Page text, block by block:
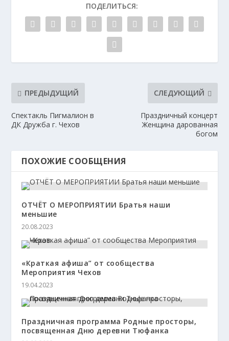
ПОДЕЛИТЬСЯ:
ПРЕДЫДУЩИЙ
Спектакль Пигмалион в
ДК Дружба г. Чехов
СЛЕДУЮЩИЙ
Праздничный концерт
Женщина дарованная
богом
ПОХОЖИЕ СООБЩЕНИЯ
ОТЧЁТ О МЕРОПРИЯТИИ Братья наши
меньшие
20.08.2023
«Краткая афиша” от сообщества
Мероприятия Чехов
19.04.2023
Праздничная программа Родные просторы,
посвященная Дню деревни Тюфанка